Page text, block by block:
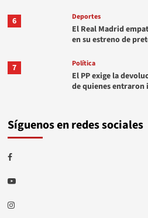
6 Deportes
El Real Madrid
en su estreno de
7 Política
El PP exige la
de quienes entraron
Síguenos en redes sociales
Facebook
Youtube
Instagram